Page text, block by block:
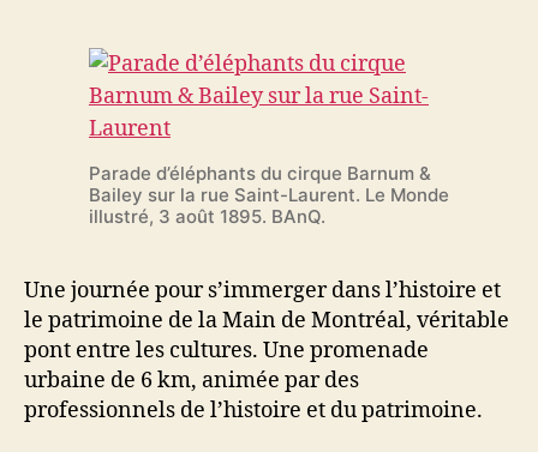
Parade d’éléphants du cirque Barnum &
Bailey sur la rue Saint-Laurent. Le Monde
illustré, 3 août 1895. BAnQ.
Une journée pour s’immerger dans l’histoire et
le patrimoine de la Main de Montréal, véritable
pont entre les cultures. Une promenade
urbaine de 6 km, animée par des
professionnels de l’histoire et du patrimoine.